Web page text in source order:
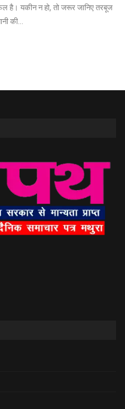
है। यकीन न हो, तो जरूर जानिए तरबूज
की…